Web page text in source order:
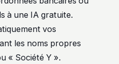
à une IA gratuite.
vos
les noms propres
« Société Y ».